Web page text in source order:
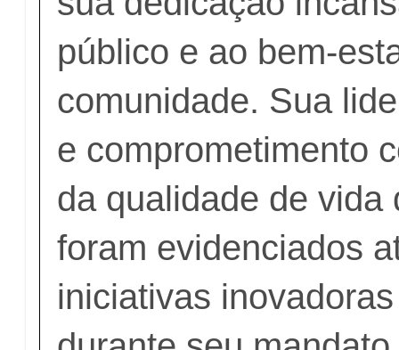
público e ao bem-
comunidade. Sua
e comprometimento
da qualidade de vida
foram evidenciados
iniciativas